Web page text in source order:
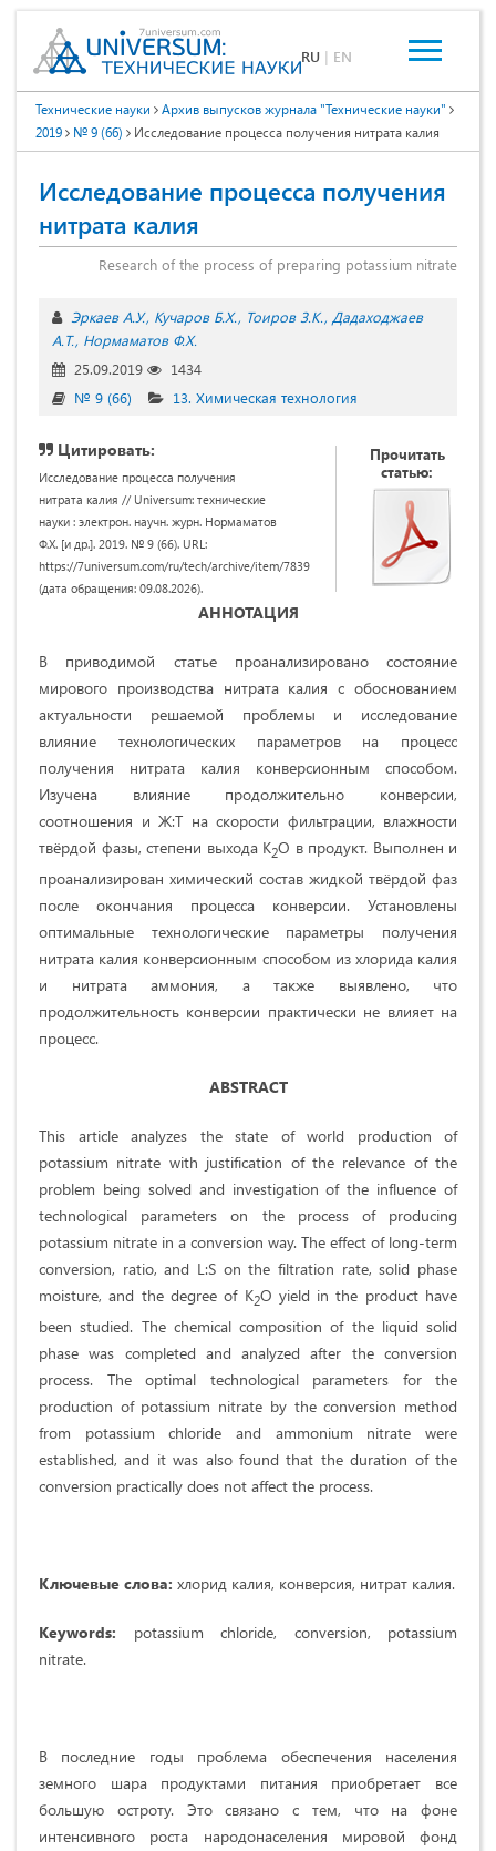
RU | EN
Технические науки
Архив выпусков журнала "Технические науки"
2019
№ 9 (66) Исследование процесса получения нитрата калия
Исследование процесса получения
нитрата калия
Research of the process of preparing potassium nitrate
Эркаев А.У. Кучаров Б.Х. Тоиров З.К. Дадаходжаев
А.Т. Нормаматов Ф.Х.
25.09.2019
1434
№ 9 (66)
13. Химическая технология
Цитировать:
Исследование процесса получения
нитрата калия // Universum: технические
науки : электрон. научн. журн. Нормаматов
Ф.Х. [и др.]. 2019. № 9 (66). URL:
https://7universum.com/ru/tech/archive/item/7839
(дата обращения: 09.08.2026).
Прочитать
статью:
АННОТАЦИЯ
В приводимой статье проанализировано состояние
мирового производства нитрата калия с обоснованием
актуальности решаемой проблемы и исследование
влияние технологических параметров на процесс
получения нитрата калия конверсионным способом.
Изучена влияние продолжительно конверсии,
соотношения и Ж:Т на скорости фильтрации, влажности
твёрдой фазы, степени выхода К2О в продукт. Выполнен и
проанализирован химический состав жидкой твёрдой фаз
после окончания процесса конверсии. Установлены
оптимальные технологические параметры получения
нитрата калия конверсионным способом из хлорида калия
и нитрата аммония, а также выявлено, что
продолжительность конверсии практически не влияет на
процесс.
ABSTRACT
This article analyzes the state of world production of
potassium nitrate with justification of the relevance of the
problem being solved and investigation of the influence of
technological parameters on the process of producing
potassium nitrate in a conversion way. The effect of long-term
conversion, ratio, and L:S on the filtration rate, solid phase
moisture, and the degree of K2O yield in the product have
been studied. The chemical composition of the liquid solid
phase was completed and analyzed after the conversion
process. The optimal technological parameters for the
production of potassium nitrate by the conversion method
from potassium chloride and ammonium nitrate were
established, and it was also found that the duration of the
conversion practically does not affect the process.
Ключевые слова: хлорид калия, конверсия, нитрат калия.
Keywords: potassium chloride, conversion, potassium
nitrate.
В последние годы проблема обеспечения населения
земного шара продуктами питания приобретает все
большую остроту. Это связано с тем, что на фоне
интенсивного роста народонаселения мировой фонд